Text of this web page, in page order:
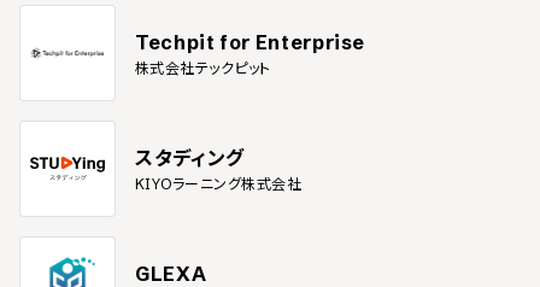
Techpit for Enterprise
株式会社テックピット
スタディング
KIYOラーニング株式会社
GLEXA